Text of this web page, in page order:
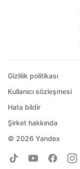
© 2026 Yandex
Gizlilik politikası
Kullanıcı sözleşmesi
Hata bildir
Şirket hakkında